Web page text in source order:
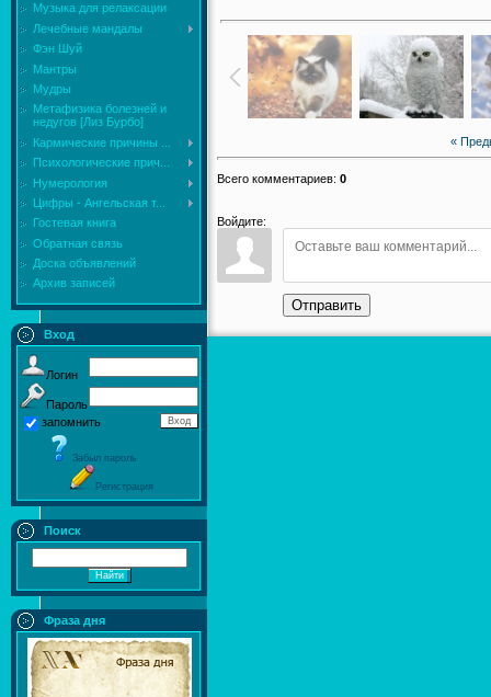
Музыка для релаксации
Лечебные мандалы
Фэн Шуй
Мантры
Мудры
Mетафизика болезней и
недугов [Лиз Бурбо]
Кармические причины ...
Психологические прич...
Нумерология
Цифры - Ангельская т...
Гостевая книга
Обратная связь
Доска объявлений
Архив записей
Вход
Логин
Пароль
запомнить
Забыл пароль
Регистрация
Поиск
Фраза дня
«
Всего комментариев: 0
Войдите:
Отправить